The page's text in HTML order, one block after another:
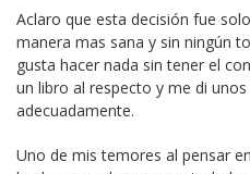
Aclaro que esta decisión fue
manera mas sana y sin ningún
gusta hacer nada sin tener el
un libro al respecto y me di
adecuadamente.
Uno de mis temores al pensar